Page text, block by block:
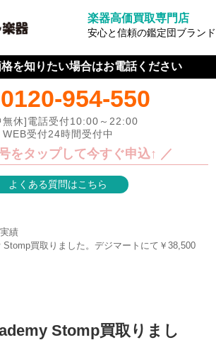
楽器高価買取専門店
安心と信頼の鑑定団ブランド
を知りたい場合はお電話ください
0120-954-550
無休]電話受付10:00～22:00
WEB受付24時間受付中
をタップして今すぐ申込↑ ／
よくある質問はこちら
績
Stomp買取りました。デジマートにて￥38,500
Stomp買取りまし